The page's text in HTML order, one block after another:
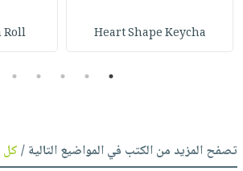
Heart Shape Keycha
Roll
1
2
3
4
5
تصفح المزيد من الكتب في المواضيع التالية /كل